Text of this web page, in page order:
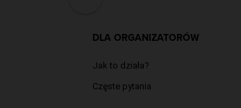
DLA ORGANIZATORÓW
Jak to działa?
Częste pytania